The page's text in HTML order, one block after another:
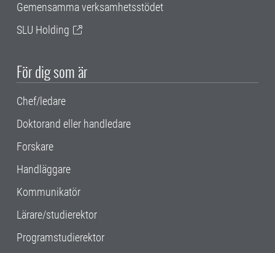
Gemensamma verksamhetsstödet
SLU Holding
För dig som är
Chef/ledare
Doktorand eller handledare
Forskare
Handläggare
Kommunikatör
Lärare/studierektor
Programstudierektor